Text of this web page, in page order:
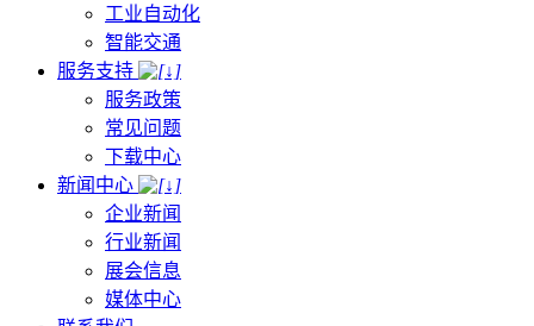
工业自动化
智能交通
服务支持
服务政策
常见问题
下载中心
新闻中心
企业新闻
行业新闻
展会信息
媒体中心